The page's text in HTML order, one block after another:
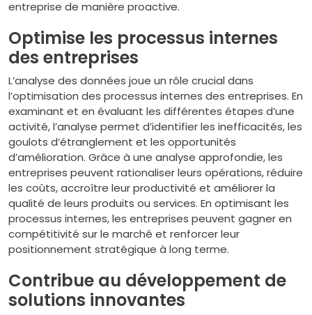
entreprise de manière proactive.
Optimise les processus internes
des entreprises
L’analyse des données joue un rôle crucial dans
l’optimisation des processus internes des entreprises. En
examinant et en évaluant les différentes étapes d’une
activité, l’analyse permet d’identifier les inefficacités, les
goulots d’étranglement et les opportunités
d’amélioration. Grâce à une analyse approfondie, les
entreprises peuvent rationaliser leurs opérations, réduire
les coûts, accroître leur productivité et améliorer la
qualité de leurs produits ou services. En optimisant les
processus internes, les entreprises peuvent gagner en
compétitivité sur le marché et renforcer leur
positionnement stratégique à long terme.
Contribue au développement de
solutions innovantes